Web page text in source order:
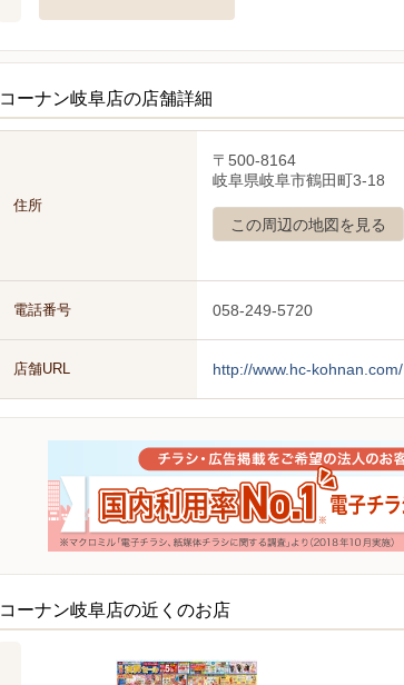
コーナン岐阜店の店舗詳細
住所
〒500-8164
岐阜県岐阜市鶴田町3-18
この周辺の地図を見る
電話番号 058-249-5720
店舗URL http://www.hc-kohnan.com/
コーナン岐阜店の近くのお店